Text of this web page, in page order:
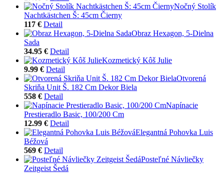
Nočný Stolík
Nachtkästchen Š: 45cm Čierny
117 € Detail
Obraz Hexagon, 5-Dielna
Sada
34.95 € Detail
Kozmetický Kôš Julie
9.99 € Detail
Otvorená
Skriňa Unit Š. 182 Cm Dekor Biela
558 € Detail
Napínacie
Prestieradlo Basic, 100/200 Cm
12.99 € Detail
Elegantná Pohovka Luis
Béžová
569 € Detail
Posteľné Návliečky
Zeitgeist Šedá